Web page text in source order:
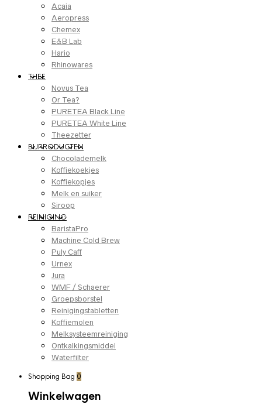
Acaia
Aeropress
Chemex
E&B Lab
Hario
Rhinowares
THEE
Novus Tea
Or Tea?
PURETEA Black Line
PURETEA White Line
Theezetter
BIJPRODUCTEN
Chocolademelk
Koffiekoekjes
Koffiekopjes
Melk en suiker
Siroop
REINIGING
BaristaPro
Machine Cold Brew
Puly Caff
Urnex
Jura
WMF / Schaerer
Groepsborstel
Reinigingstabletten
Koffiemolen
Melksysteemreiniging
Ontkalkingsmiddel
Waterfilter
Shopping Bag 0
Winkelwagen